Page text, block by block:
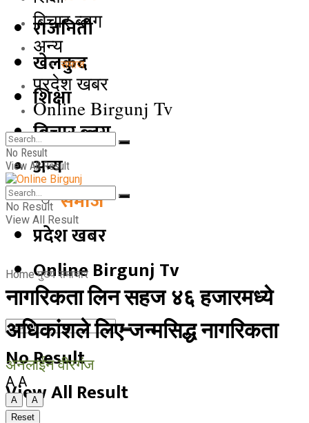
राजनिती
खेलकुद
शिक्षा
बिचार ब्लग
अन्य
समाज
प्रदेश खबर
Online Birgunj Tv
No Result
View All Result
बिचार ब्लग
अन्य
समाज
प्रदेश खबर
Online Birgunj Tv
No Result
View All Result
No Result
View All Result
Home मुख्य समाचार
नागरिकता लिन सहज ४६ हजारमध्ये
अधिकांशले लिए जन्मसिद्ध नागरिकता
अनलाईन वीरगंज
A A
A
A
Reset